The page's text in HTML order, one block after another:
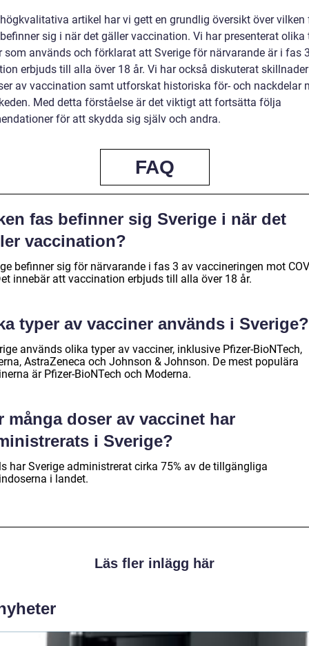
artikel har vi gett en grundlig översikt över vilken
sig i när det gäller vaccination. Vi har presenterat olika
som används och förklarat att Sverige för närvarande är i fas
erbjuds till alla över 18 år. Vi har också diskuterat
av vaccination samt utforskat historiska för- och nackdelar
Med detta förståelse är det viktigt att fortsätta följa
för att skydda sig själv och andra.
FAQ
fas befinner sig Sverige i när det
vaccination?
befinner sig för närvarande i fas 3 av vaccineringen mot
innebär att vaccination erbjuds till alla över 18 år.
typer av vacciner används i Sverige?
används olika typer av vacciner, inklusive Pfizer-BioNTech,
AstraZeneca och Johnson & Johnson. De mest populära
är Pfizer-BioNTech och Moderna.
många doser av vaccinet har
i Sverige?
har Sverige administrerat cirka 75% av de tillgängliga
i landet.
Läs fler inlägg här